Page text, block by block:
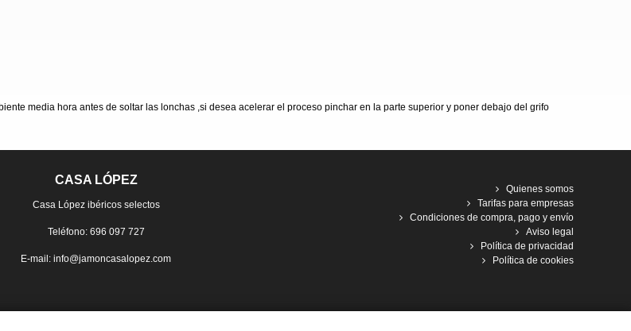
media hora antes de soltar las lonchas ,si desea acelerar el proceso pinchar en la parte superior y poner debajo del grifo
CASA LÓPEZ
Casa López ibéricos selectos
Teléfono: 696 097 727
E-mail: info@jamoncasalopez.com
Quienes somos
Tarifas para empresas
Condiciones de compra, pago y envío
Aviso legal
Política de privacidad
Política de cookies